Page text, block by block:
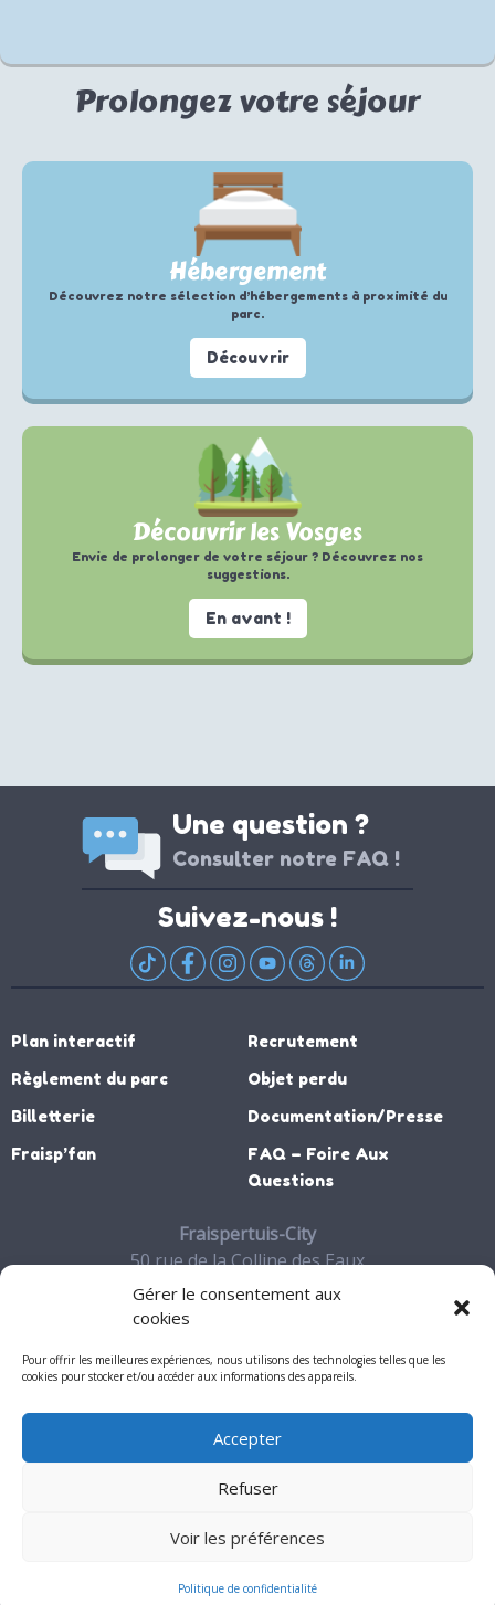
Gérer le consentement aux
cookies
Pour offrir les meilleures expériences, nous utilisons des technologies telles que les
cookies pour stocker et/ou accéder aux informations des appareils.
Accepter
Refuser
Voir les préférences
Politique de confidentialité
Prolongez votre séjour
Hébergement
Découvrez notre sélection d’hébergements à proximité du
parc.
Découvrir
Découvrir les Vosges
Envie de prolonger de votre séjour ? Découvrez nos
suggestions.
En avant !
Une question ?
Consulter notre FAQ !
Suivez-nous !
Plan interactif
Règlement du parc
Billetterie
Fraisp’fan
Recrutement
Objet perdu
Documentation/Presse
FAQ – Foire Aux
Questions
Fraispertuis-City
50 rue de la Colline des Eaux
88700 JEANMENIL
Contact
Mon compte
Mentions légales
© 2026 - Fraispertuis-City. Tous droits réservés